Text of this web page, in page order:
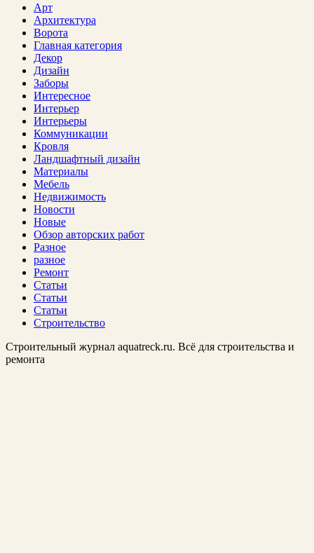
Арт
Архитектура
Ворота
Главная категория
Декор
Дизайн
Заборы
Интересное
Интерьер
Интерьеры
Коммуникации
Кровля
Ландшафтный дизайн
Материалы
Мебель
Недвижимость
Новости
Новые
Обзор авторских работ
Разное
разное
Ремонт
Статьи
Статьи
Статьи
Строительство
Строительный журнал aquatreck.ru. Всё для строительства и
ремонта